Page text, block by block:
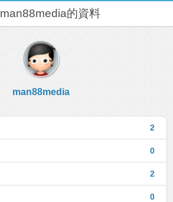
man88media的資料
man88media
2
0
2
0